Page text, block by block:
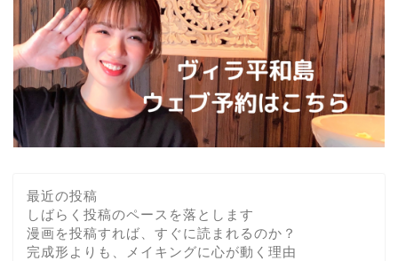
最近の投稿
しばらく投稿のペースを落とします
漫画を投稿すれば、すぐに読まれるのか？
完成形よりも、メイキングに心が動く理由